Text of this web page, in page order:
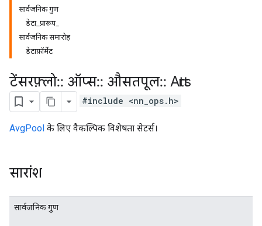
सार्वजनिक गुण
डेटा_प्रारूप_
सार्वजनिक समारोह
डेटाफ़ॉर्मेट
टेंसरफ़्लो:: ऑप्स:: औसतपूल:: Attrs
#include <nn_ops.h>
AvgPool के लिए वैकल्पिक विशेषता सेटर्स।
सारांश
सार्वजनिक गुण